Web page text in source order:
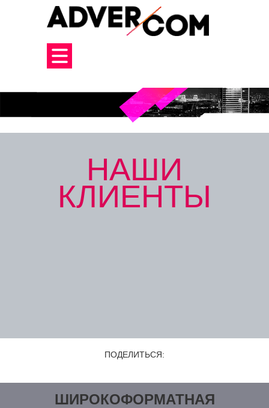
НАШИ
КЛИЕНТЫ
ПОДЕЛИТЬСЯ:
ШИРОКОФОРМАТНАЯ